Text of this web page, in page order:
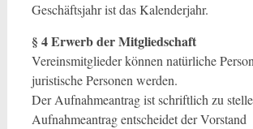
Geschäftsjahr ist das Kalenderjahr.
§ 4 Erwerb der Mitgliedschaft
Vereinsmitglieder können natürliche
juristische Personen werden.
Der Aufnahmeantrag ist schriftlich zu
Aufnahmeantrag entscheidet der Vorstand